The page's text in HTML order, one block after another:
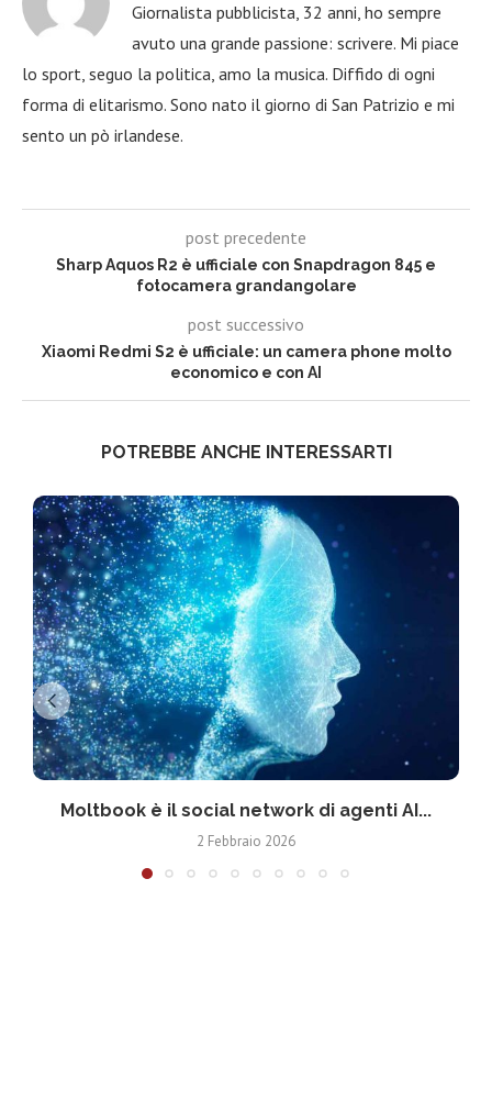
Giornalista pubblicista, 32 anni, ho sempre
avuto una grande passione: scrivere. Mi piace
lo sport, seguo la politica, amo la musica. Diffido di ogni
forma di elitarismo. Sono nato il giorno di San Patrizio e mi
sento un pò irlandese.
post precedente
Sharp Aquos R2 è ufficiale con Snapdragon 845 e
fotocamera grandangolare
post successivo
Xiaomi Redmi S2 è ufficiale: un camera phone molto
economico e con AI
POTREBBE ANCHE INTERESSARTI
Moltbook è il social network di agenti AI...
2 Febbraio 2026